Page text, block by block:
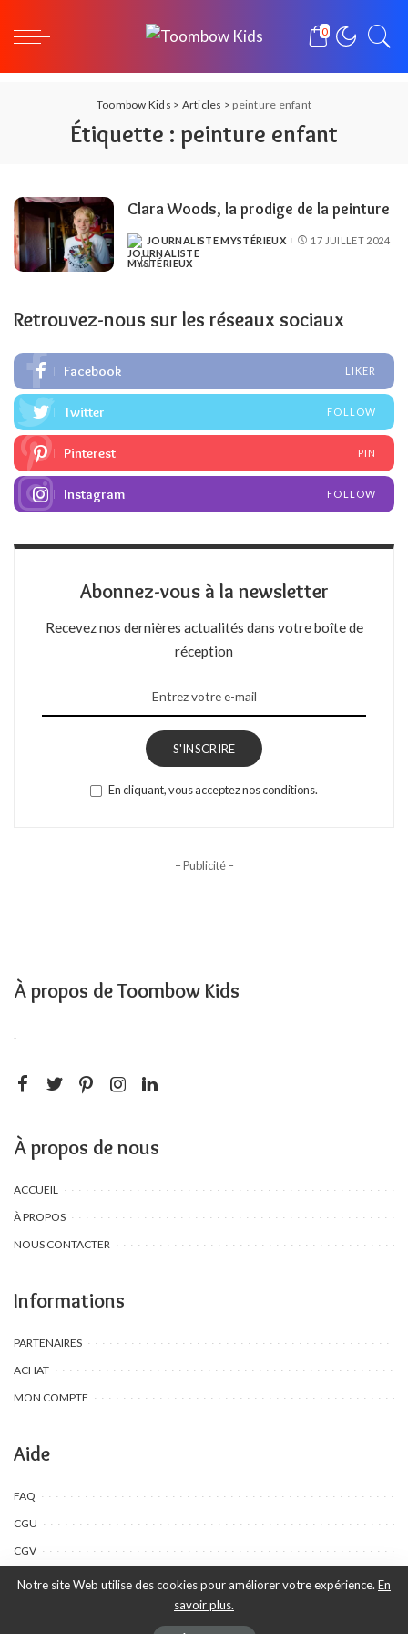
0
Toombow Kids > Articles > peinture enfant
Étiquette : peinture enfant
Clara Woods, la prodige de la peinture
POSTED
BY
JOURNALISTE MYSTÉRIEUX 17 JUILLET 2024
Retrouvez-nous sur les réseaux sociaux
Facebook LIKER
Twitter FOLLOW
Pinterest PIN
Instagram FOLLOW
Abonnez-vous à la newsletter
Recevez nos dernières actualités dans votre boîte de
réception
S'INSCRIRE
En cliquant, vous acceptez nos conditions.
– Publicité –
À propos de Toombow Kids
.
À propos de nous
ACCUEIL
À PROPOS
NOUS CONTACTER
Informations
PARTENAIRES
ACHAT
MON COMPTE
Aide
FAQ
CGU
CGV
©Toombow Kids, 2022 - 2024 - Tous droits réservés | Créé par Ewing
Notre site Web utilise des cookies pour améliorer votre expérience. En
savoir plus.